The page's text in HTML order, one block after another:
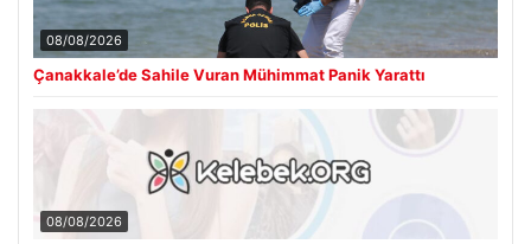
08/08/2026
Çanakkale’de Sahile Vuran Mühimmat Panik Yarattı
08/08/2026